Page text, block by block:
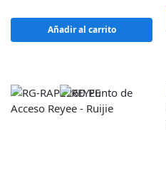
Añadir al carrito